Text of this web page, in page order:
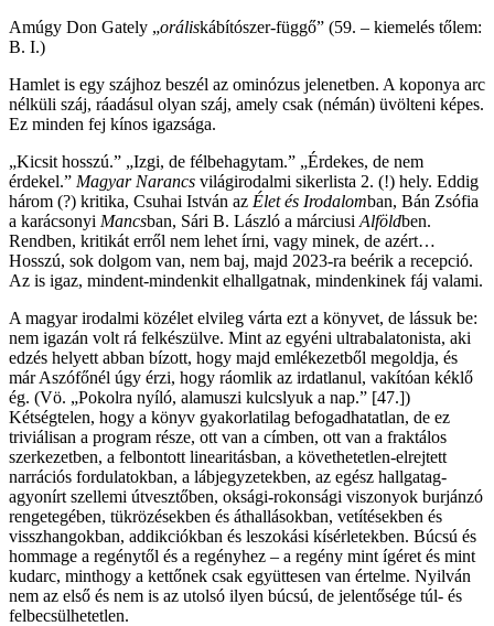
Amúgy Don Gately „oráliskábítószer-függő” (59. – kiemelés tőlem:
B. I.)
Hamlet is egy szájhoz beszél az ominózus jelenetben. A koponya arc
nélküli száj, ráadásul olyan száj, amely csak (némán) üvölteni képes.
Ez minden fej kínos igazsága.
„Kicsit hosszú.” „Izgi, de félbehagytam.” „Érdekes, de nem
érdekel.” Magyar Narancs világirodalmi sikerlista 2. (!) hely. Eddig
három (?) kritika, Csuhai István az Élet és Irodalomban, Bán Zsófia
a karácsonyi Mancsban, Sári B. László a márciusi Alföldben.
Rendben, kritikát erről nem lehet írni, vagy minek, de azért…
Hosszú, sok dolgom van, nem baj, majd 2023-ra beérik a recepció.
Az is igaz, mindent-mindenkit elhallgatnak, mindenkinek fáj valami.
A magyar irodalmi közélet elvileg várta ezt a könyvet, de lássuk be:
nem igazán volt rá felkészülve. Mint az egyéni ultrabalatonista, aki
edzés helyett abban bízott, hogy majd emlékezetből megoldja, és
már Aszófőnél úgy érzi, hogy ráomlik az irdatlanul, vakítóan kéklő
ég. (Vö. „Pokolra nyíló, alamuszi kulcslyuk a nap.” [47.])
Kétségtelen, hogy a könyv gyakorlatilag befogadhatatlan, de ez
triviálisan a program része, ott van a címben, ott van a fraktálos
szerkezetben, a felbontott linearitásban, a követhetetlen-elrejtett
narrációs fordulatokban, a lábjegyzetekben, az egész hallgatag-
agyonírt szellemi útvesztőben, oksági-rokonsági viszonyok burjánzó
rengetegében, tükrözésekben és áthallásokban, vetítésekben és
visszhangokban, addikciókban és leszokási kísérletekben. Búcsú és
hommage a regénytől és a regényhez – a regény mint ígéret és mint
kudarc, minthogy a kettőnek csak együttesen van értelme. Nyilván
nem az első és nem is az utolsó ilyen búcsú, de jelentősége túl- és
felbecsülhetetlen.